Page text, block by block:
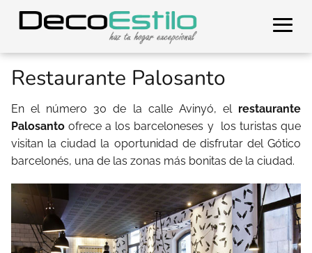
Restaurante Palosanto
En el número 30 de la calle Avinyó, el restaurante
Palosanto ofrece a los barceloneses y los turistas que
visitan la ciudad la oportunidad de disfrutar del Gótico
barcelonés, una de las zonas más bonitas de la ciudad.